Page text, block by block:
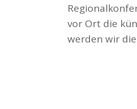
vor Ort die
werden wir